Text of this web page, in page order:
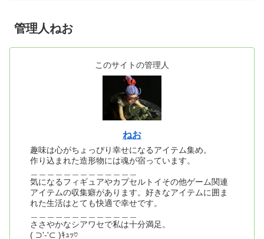
管理人ねお
このサイトの管理人
ねお
趣味は心がちょっぴり幸せになるアイテム集め。
作り込まれた造形物には魂が宿っています。
気になるフィギュアやカプセルトイその他ゲーム関連
アイテムの収集癖があります。好きなアイテムに囲ま
れた生活はとても快適で幸せです。
ささやかなシアワセで私は十分満足。
( ⊃'-'⊂ )ｷｭｯ♡